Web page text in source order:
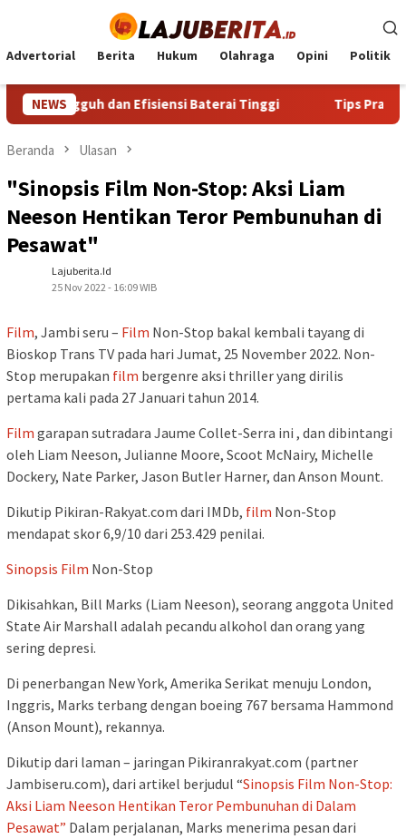
konten
Advertorial Berita Hukum Olahraga Opini Politik
NEWSdan Efisiensi Baterai Tinggi Tips Praktis
Beranda Ulasan
"Sinopsis Film Non-Stop: Aksi Liam
Neeson Hentikan Teror Pembunuhan di
Pesawat"
Lajuberita.id
25 Nov 2022 - 16:09 WIB
Film, Jambi seru – Film Non-Stop bakal kembali tayang di
Bioskop Trans TV pada hari Jumat, 25 November 2022. Non-
Stop merupakan film bergenre aksi thriller yang dirilis
pertama kali pada 27 Januari tahun 2014.
Film garapan sutradara Jaume Collet-Serra ini , dan dibintangi
oleh Liam Neeson, Julianne Moore, Scoot McNairy, Michelle
Dockery, Nate Parker, Jason Butler Harner, dan Anson Mount.
Dikutip Pikiran-Rakyat.com dari IMDb, film Non-Stop
mendapat skor 6,9/10 dari 253.429 penilai.
Sinopsis Film Non-Stop
Dikisahkan, Bill Marks (Liam Neeson), seorang anggota United
State Air Marshall adalah pecandu alkohol dan orang yang
sering depresi.
Di penerbangan New York, Amerika Serikat menuju London,
Inggris, Marks terbang dengan boeing 767 bersama Hammond
(Anson Mount), rekannya.
Dikutip dari laman – jaringan Pikiranrakyat.com (partner
Jambiseru.com), dari artikel berjudul “Sinopsis Film Non-Stop:
Aksi Liam Neeson Hentikan Teror Pembunuhan di Dalam
Pesawat” Dalam perjalanan, Marks menerima pesan dari